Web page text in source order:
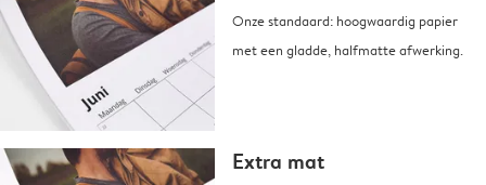
Onze standaard: hoogwaardig papier
met een gladde, halfmatte afwerking.
Extra mat